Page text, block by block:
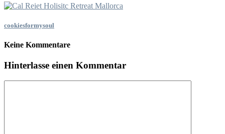
cookiesformysoul
Keine Kommentare
Hinterlasse einen Kommentar